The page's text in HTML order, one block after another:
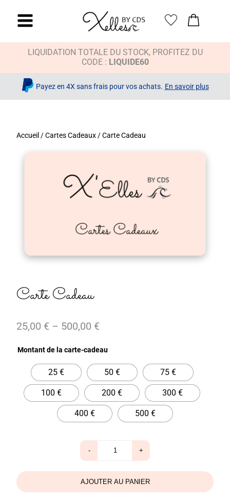
LIQUIDATION TOTALE DU STOCK, PROFITEZ DU
CODE : LIQUIDE60
Payez en 4X sans frais pour vos achats. En savoir plus
Accueil /Cartes Cadeaux / Carte Cadeau
Carte Cadeau
25,00 € – 500,00 €
Montant de la carte-cadeau
25 € 50 € 75 €
100 € 200 € 300 €
400 € 500 €
de
Carte
Cadeau
- +
AJOUTER AU PANIER